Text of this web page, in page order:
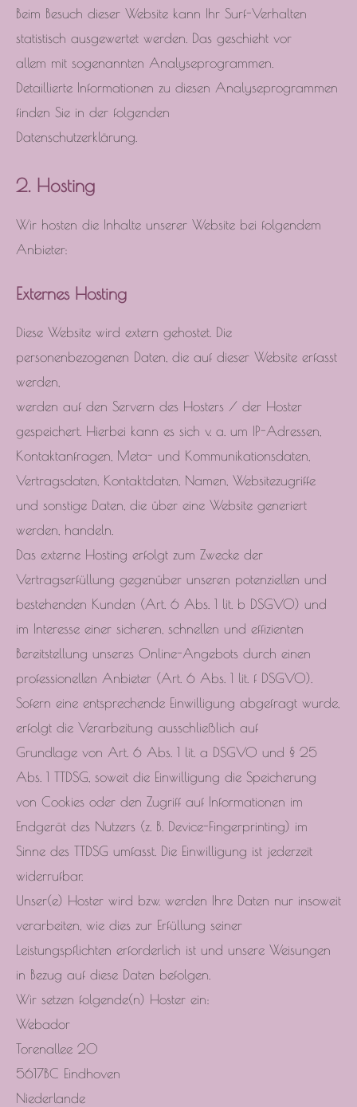
Beim Besuch dieser Website kann Ihr Surf-Verhalten
statistisch ausgewertet werden. Das geschieht vor
allem mit sogenannten Analyseprogrammen.
Detaillierte Informationen zu diesen Analyseprogrammen
finden Sie in der folgenden
Datenschutzerklärung.
2. Hosting
Wir hosten die Inhalte unserer Website bei folgendem
Anbieter:
Externes Hosting
Diese Website wird extern gehostet. Die
personenbezogenen Daten, die auf dieser Website erfasst
werden,
werden auf den Servern des Hosters / der Hoster
gespeichert. Hierbei kann es sich v. a. um IP-Adressen,
Kontaktanfragen, Meta- und Kommunikationsdaten,
Vertragsdaten, Kontaktdaten, Namen, Websitezugriffe
und sonstige Daten, die über eine Website generiert
werden, handeln.
Das externe Hosting erfolgt zum Zwecke der
Vertragserfüllung gegenüber unseren potenziellen und
bestehenden Kunden (Art. 6 Abs. 1 lit. b DSGVO) und
im Interesse einer sicheren, schnellen und effizienten
Bereitstellung unseres Online-Angebots durch einen
professionellen Anbieter (Art. 6 Abs. 1 lit. f DSGVO).
Sofern eine entsprechende Einwilligung abgefragt wurde,
erfolgt die Verarbeitung ausschließlich auf
Grundlage von Art. 6 Abs. 1 lit. a DSGVO und § 25
Abs. 1 TTDSG, soweit die Einwilligung die Speicherung
von Cookies oder den Zugriff auf Informationen im
Endgerät des Nutzers (z. B. Device-Fingerprinting) im
Sinne des TTDSG umfasst. Die Einwilligung ist jederzeit
widerrufbar.
Unser(e) Hoster wird bzw. werden Ihre Daten nur insoweit
verarbeiten, wie dies zur Erfüllung seiner
Leistungspflichten erforderlich ist und unsere Weisungen
in Bezug auf diese Daten befolgen.
Wir setzen folgende(n) Hoster ein:
Webador
Torenallee 20
5617BC Eindhoven
Niederlande